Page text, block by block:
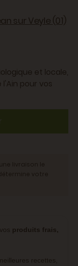
sur Veyle (01)
et locale,
pour vos
produits frais,
recettes,